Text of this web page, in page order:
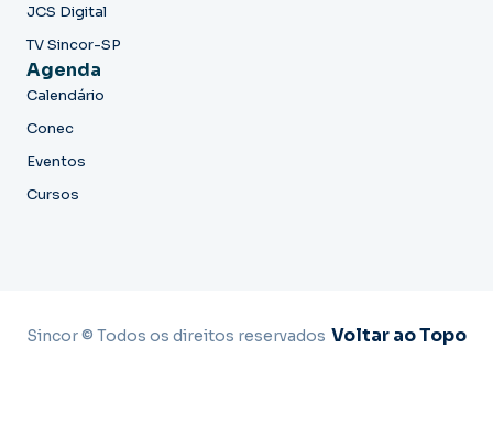
JCS Digital
TV Sincor-SP
Agenda
Calendário
Conec
Eventos
Cursos
Sincor © Todos os direitos reservados Voltar ao Topo